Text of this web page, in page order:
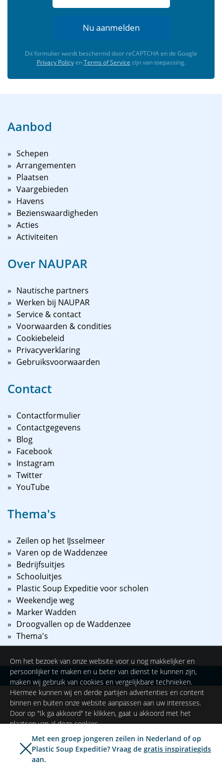
Nu aanmelden
Dit formulier wordt beschermd door reCAPTCHA en de Google
Privacy PolicyenTerms of Service zijn van toepassing.
Aanbod
Schepen
Arrangementen
Plaatsen
Vaargebieden
Havens
Bezienswaardigheden
Acties
Activiteiten
Over NAUPAR
Nautische partners
Werken bij NAUPAR
Service & contact
Voorwaarden & condities
Cookiebeleid
Privacyverklaring
Gebruiksvoorwaarden
Contact
Contactformulier
Contactgegevens
Blog
Facebook
Instagram
Twitter
YouTube
Thema's
Zeilen op het IJsselmeer
Varen op de Waddenzee
Bedrijfsuitjes
Schooluitjes
Plastic Soup Expeditie voor scholen
Weekendje weg
Marker Wadden
Droogvallen op de Waddenzee
Thema's
© 2026NAUPAR
Met een groep jongeren zeilen in Nederland of op
Plastic Soup Expeditie? Vraag de gratis inspiratiegids
aan.
Om het bezoek van onze website voor u nog makkelijker en
persoonlijker te maken en u beter van dienst te kunnen zijn,
maken wij gebruik van cookies en vergelijkbare technieken.
Hiermee kunnen wij en derde partijen advertenties en content
binnen en buiten onze website aanpassen aan uw interesses.
Door op "Ik ga akkoord" te klikken, gaat u akkoord met het
plaatsen van al deze cookies.
Ik ga akkoord Instellingen